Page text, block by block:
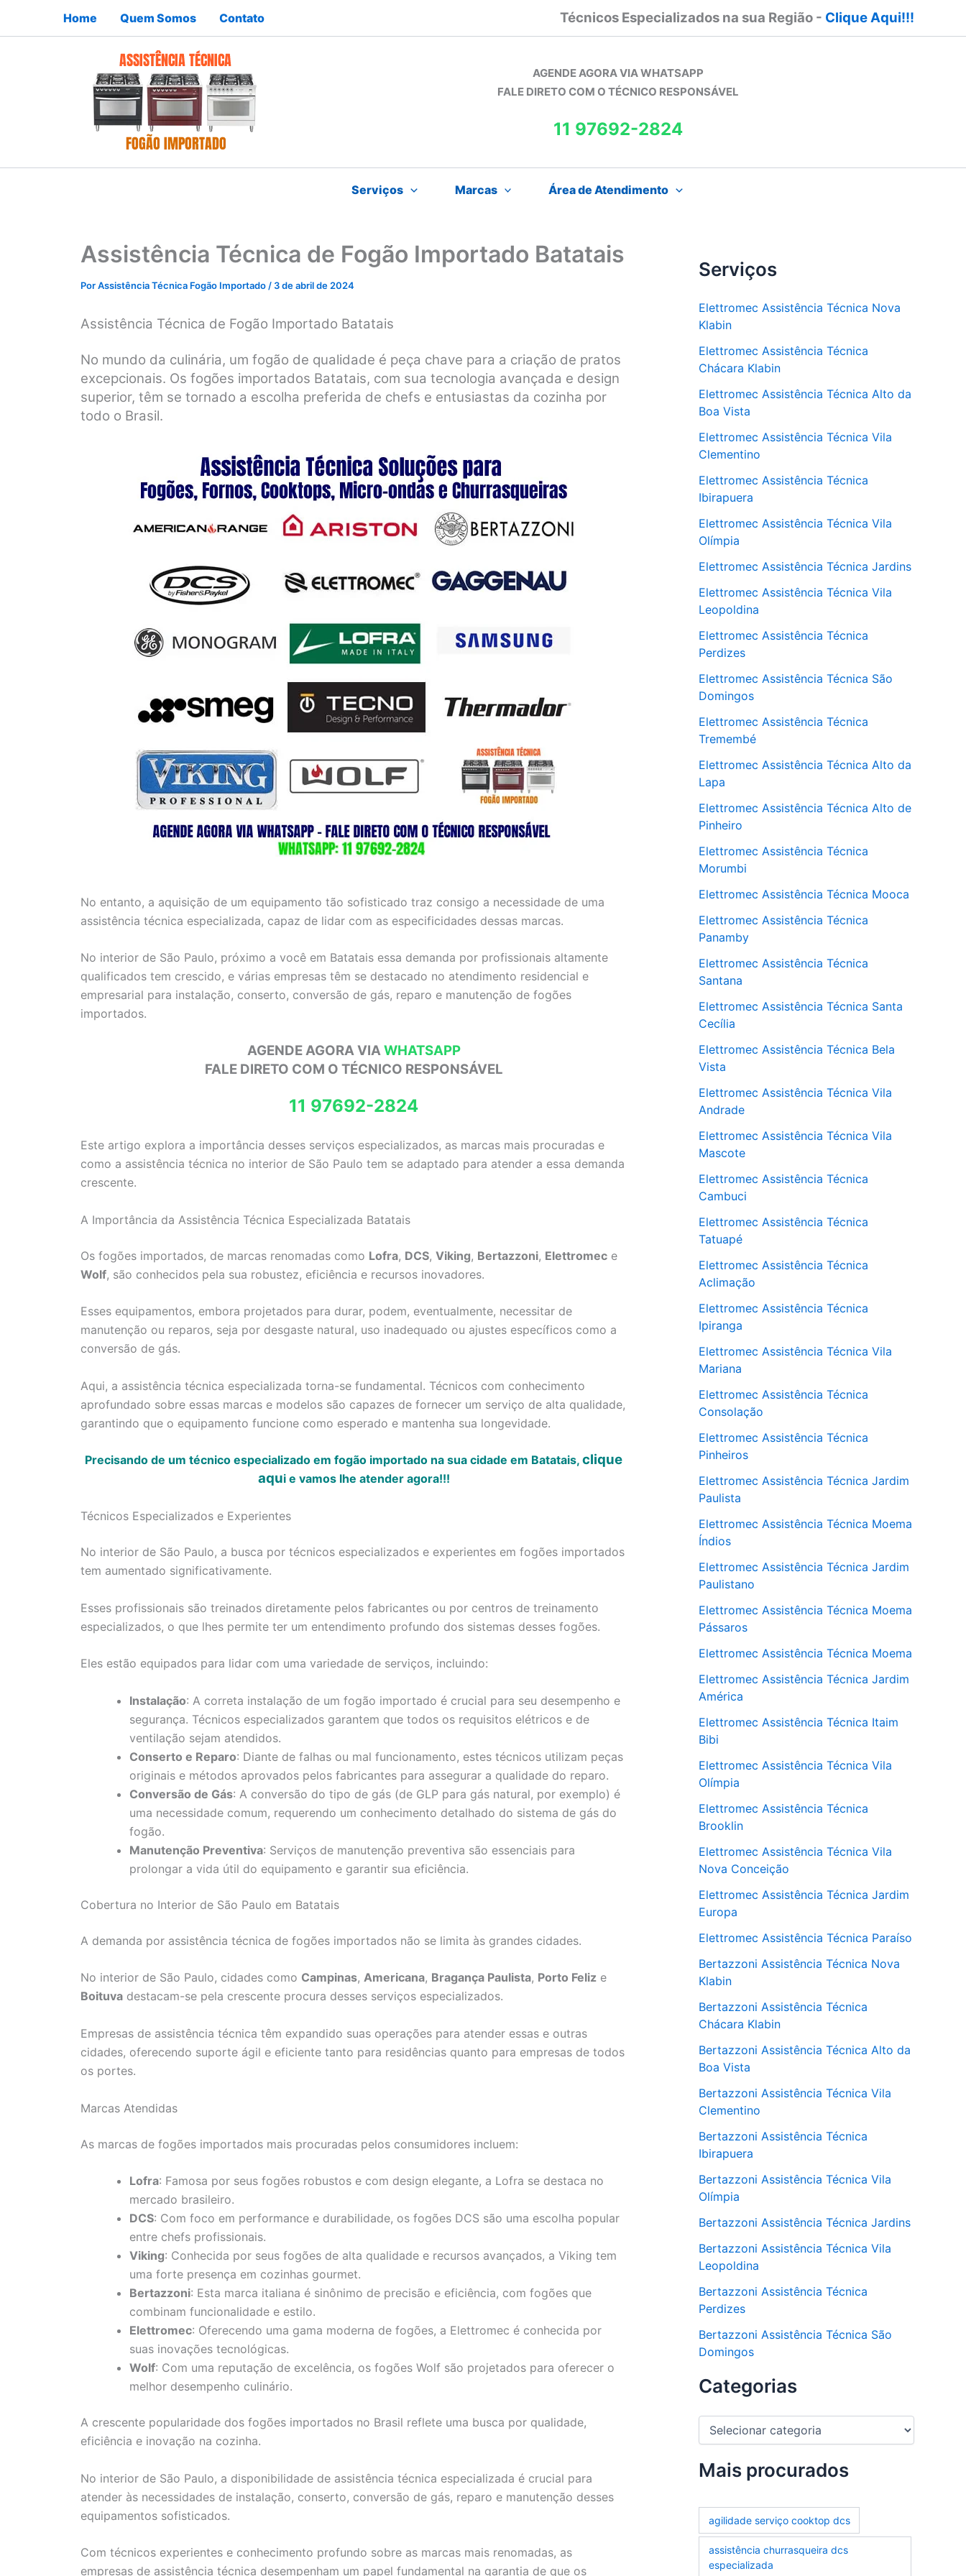
Home Quem Somos Contato Técnicos Especializados na sua Região - Clique Aqui!!!
AGENDE AGORA VIA WHATSAPP
FALE DIRETO COM O TÉCNICO RESPONSÁVEL
11 97692-2824
Serviços Marcas Área de Atendimento
Assistência Técnica de Fogão Importado Batatais
PorAssistência Técnica Fogão Importado / 3 de abril de 2024
Assistência Técnica de Fogão Importado Batatais
No mundo da culinária, um fogão de qualidade é peça chave para a criação de pratos
excepcionais. Os fogões importados Batatais, com sua tecnologia avançada e design
superior, têm se tornado a escolha preferida de chefs e entusiastas da cozinha por
todo o Brasil.
No entanto, a aquisição de um equipamento tão sofisticado traz consigo a necessidade de uma
assistência técnica especializada, capaz de lidar com as especificidades dessas marcas.
No interior de São Paulo, próximo a você em Batatais essa demanda por profissionais altamente
qualificados tem crescido, e várias empresas têm se destacado no atendimento residencial e
empresarial para instalação, conserto, conversão de gás, reparo e manutenção de fogões
importados.
AGENDE AGORA VIAWHATSAPP
FALE DIRETO COM O TÉCNICO RESPONSÁVEL
11 97692-2824
Este artigo explora a importância desses serviços especializados, as marcas mais procuradas e
como a assistência técnica no interior de São Paulo tem se adaptado para atender a essa demanda
crescente.
A Importância da Assistência Técnica Especializada Batatais
Os fogões importados, de marcas renomadas como Lofra, DCS, Viking, Bertazzoni, Elettromec e
Wolf, são conhecidos pela sua robustez, eficiência e recursos inovadores.
Esses equipamentos, embora projetados para durar, podem, eventualmente, necessitar de
manutenção ou reparos, seja por desgaste natural, uso inadequado ou ajustes específicos como a
conversão de gás.
Aqui, a assistência técnica especializada torna-se fundamental. Técnicos com conhecimento
aprofundado sobre essas marcas e modelos são capazes de fornecer um serviço de alta qualidade,
garantindo que o equipamento funcione como esperado e mantenha sua longevidade.
Precisando de um técnico especializado em fogão importado na sua cidade em Batatais, clique
aquie vamos lhe atender agora!!!
Técnicos Especializados e Experientes
No interior de São Paulo, a busca por técnicos especializados e experientes em fogões importados
tem aumentado significativamente.
Esses profissionais são treinados diretamente pelos fabricantes ou por centros de treinamento
especializados, o que lhes permite ter um entendimento profundo dos sistemas desses fogões.
Eles estão equipados para lidar com uma variedade de serviços, incluindo:
Instalação: A correta instalação de um fogão importado é crucial para seu desempenho e
segurança. Técnicos especializados garantem que todos os requisitos elétricos e de
ventilação sejam atendidos.
Conserto e Reparo: Diante de falhas ou mal funcionamento, estes técnicos utilizam peças
originais e métodos aprovados pelos fabricantes para assegurar a qualidade do reparo.
Conversão de Gás: A conversão do tipo de gás (de GLP para gás natural, por exemplo) é
uma necessidade comum, requerendo um conhecimento detalhado do sistema de gás do
fogão.
Manutenção Preventiva: Serviços de manutenção preventiva são essenciais para
prolongar a vida útil do equipamento e garantir sua eficiência.
Cobertura no Interior de São Paulo em Batatais
A demanda por assistência técnica de fogões importados não se limita às grandes cidades.
No interior de São Paulo, cidades como Campinas, Americana, Bragança Paulista, Porto Feliz e
Boituva destacam-se pela crescente procura desses serviços especializados.
Empresas de assistência técnica têm expandido suas operações para atender essas e outras
cidades, oferecendo suporte ágil e eficiente tanto para residências quanto para empresas de todos
os portes.
Marcas Atendidas
As marcas de fogões importados mais procuradas pelos consumidores incluem:
Lofra: Famosa por seus fogões robustos e com design elegante, a Lofra se destaca no
mercado brasileiro.
DCS: Com foco em performance e durabilidade, os fogões DCS são uma escolha popular
entre chefs profissionais.
Viking: Conhecida por seus fogões de alta qualidade e recursos avançados, a Viking tem
uma forte presença em cozinhas gourmet.
Bertazzoni: Esta marca italiana é sinônimo de precisão e eficiência, com fogões que
combinam funcionalidade e estilo.
Elettromec: Oferecendo uma gama moderna de fogões, a Elettromec é conhecida por
suas inovações tecnológicas.
Wolf: Com uma reputação de excelência, os fogões Wolf são projetados para oferecer o
melhor desempenho culinário.
A crescente popularidade dos fogões importados no Brasil reflete uma busca por qualidade,
eficiência e inovação na cozinha.
No interior de São Paulo, a disponibilidade de assistência técnica especializada é crucial para
atender às necessidades de instalação, conserto, conversão de gás, reparo e manutenção desses
equipamentos sofisticados.
Com técnicos experientes e conhecimento profundo sobre as marcas mais renomadas, as
empresas de assistência técnica desempenham um papel fundamental na garantia de que os
Serviços
Elettromec Assistência Técnica Nova
Klabin
Elettromec Assistência Técnica
Chácara Klabin
Elettromec Assistência Técnica Alto da
Boa Vista
Elettromec Assistência Técnica Vila
Clementino
Elettromec Assistência Técnica
Ibirapuera
Elettromec Assistência Técnica Vila
Olímpia
Elettromec Assistência Técnica Jardins
Elettromec Assistência Técnica Vila
Leopoldina
Elettromec Assistência Técnica
Perdizes
Elettromec Assistência Técnica São
Domingos
Elettromec Assistência Técnica
Tremembé
Elettromec Assistência Técnica Alto da
Lapa
Elettromec Assistência Técnica Alto de
Pinheiro
Elettromec Assistência Técnica
Morumbi
Elettromec Assistência Técnica Mooca
Elettromec Assistência Técnica
Panamby
Elettromec Assistência Técnica
Santana
Elettromec Assistência Técnica Santa
Cecília
Elettromec Assistência Técnica Bela
Vista
Elettromec Assistência Técnica Vila
Andrade
Elettromec Assistência Técnica Vila
Mascote
Elettromec Assistência Técnica
Cambuci
Elettromec Assistência Técnica
Tatuapé
Elettromec Assistência Técnica
Aclimação
Elettromec Assistência Técnica
Ipiranga
Elettromec Assistência Técnica Vila
Mariana
Elettromec Assistência Técnica
Consolação
Elettromec Assistência Técnica
Pinheiros
Elettromec Assistência Técnica Jardim
Paulista
Elettromec Assistência Técnica Moema
Índios
Elettromec Assistência Técnica Jardim
Paulistano
Elettromec Assistência Técnica Moema
Pássaros
Elettromec Assistência Técnica Moema
Elettromec Assistência Técnica Jardim
América
Elettromec Assistência Técnica Itaim
Bibi
Elettromec Assistência Técnica Vila
Olímpia
Elettromec Assistência Técnica
Brooklin
Elettromec Assistência Técnica Vila
Nova Conceição
Elettromec Assistência Técnica Jardim
Europa
Elettromec Assistência Técnica Paraíso
Bertazzoni Assistência Técnica Nova
Klabin
Bertazzoni Assistência Técnica
Chácara Klabin
Bertazzoni Assistência Técnica Alto da
Boa Vista
Bertazzoni Assistência Técnica Vila
Clementino
Bertazzoni Assistência Técnica
Ibirapuera
Bertazzoni Assistência Técnica Vila
Olímpia
Bertazzoni Assistência Técnica Jardins
Bertazzoni Assistência Técnica Vila
Leopoldina
Bertazzoni Assistência Técnica
Perdizes
Bertazzoni Assistência Técnica São
Domingos
Categorias
C
e
g
r
a
Mais procurados
agilidade serviço cooktop dcs
assistência churrasqueira dcs
especializada